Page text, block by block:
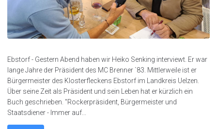
Ebstorf - Gestern Abend haben wir Heiko Senking interviewt. Er war
lange Jahre der Präsident des MC Brenner `83. Mittlerweile ist er
Bürgermeister des Klosterfleckens Ebstorf im Landkreis Uelzen.
Über seine Zeit als Präsident und sein Leben hat er kürzlich ein
Buch geschrieben. "Rockerpräsident, Bürgermeister und
Staatsdiener - Immer auf...